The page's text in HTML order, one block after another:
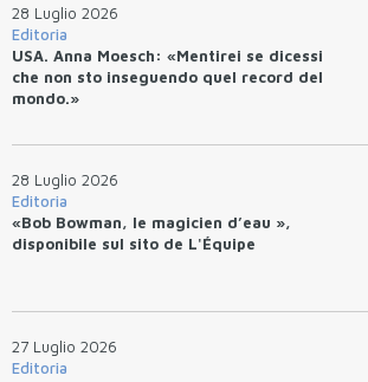
28 Luglio 2026
Editoria
USA. Anna Moesch: «Mentirei se dicessi
che non sto inseguendo quel record del
mondo.»
28 Luglio 2026
Editoria
«Bob Bowman, le magicien d’eau »,
disponibile sul sito de L'Équipe
27 Luglio 2026
Editoria